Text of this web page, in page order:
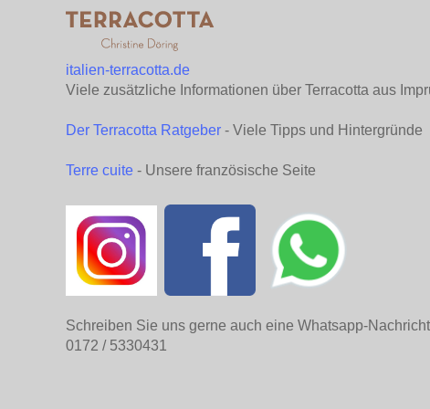
italien-terracotta.de
Viele zusätzliche Informationen über Terracotta aus
Der Terracotta Ratgeber - Viele Tipps und Hintergründe
Terre cuite - Unsere französische Seite
Schreiben Sie uns gerne auch eine Whatsapp-
0172 / 5330431